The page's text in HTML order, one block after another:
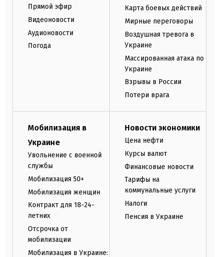
Прямой эфир
Видеоновости
Аудионовости
Погода
Карта боевых действий
Мирные переговоры
Воздушная тревога в
Украине
Массированная атака по
Украине
Взрывы в России
Потери врага
Мобилизация в
Украине
Увольнение с военной
службы
Мобилизация 50+
Мобилизация женщин
Контракт для 18-24-
летних
Отсрочка от
мобилизации
Мобилизация в Украине:
Новости экономики
Цена нефти
Курсы валют
Финансовые новости
Тарифы на
коммунальные услуги
Налоги
Пенсия в Украине